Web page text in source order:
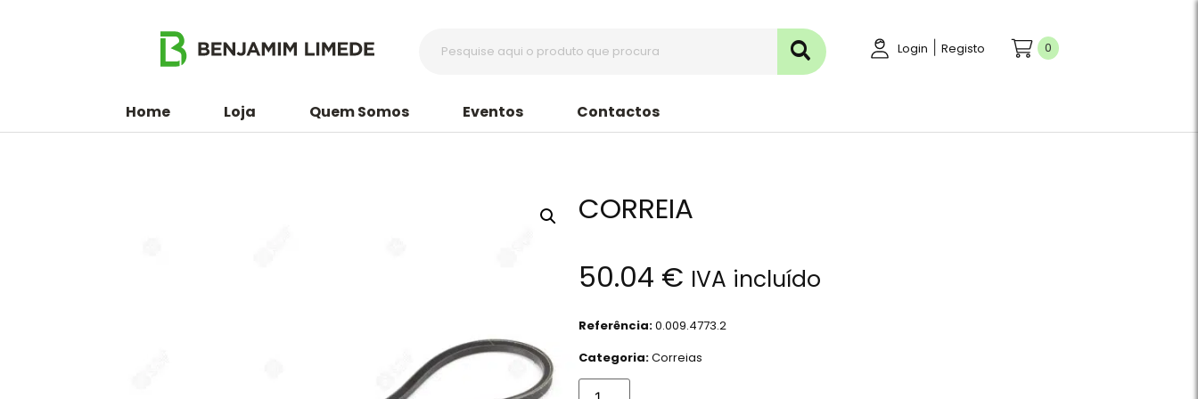
Login Registo 0
Home Loja Quem Somos Eventos Contactos
CORREIA
50.04 € IVA incluído
Referência:0.009.4773.2
Categoria:Correias